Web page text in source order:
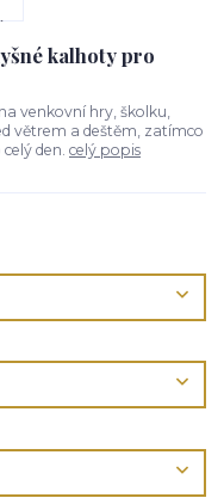
kalhoty pro
venkovní hry, školku,
větrem a deštěm, zatímco
den. celý popis